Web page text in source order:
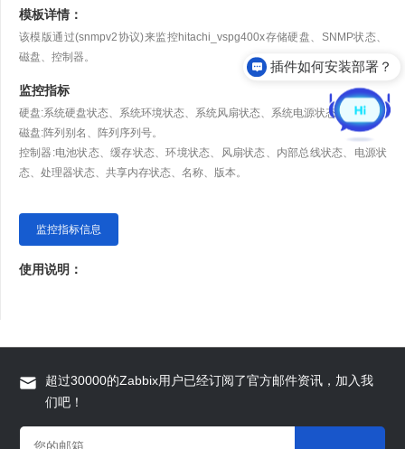
模板详情：
该模版通过(snmpv2协议)来监控hitachi_vspg400x存储硬盘、SNMP状态、
磁盘、控制器。
监控指标
硬盘:系统硬盘状态、系统环境状态、系统风扇状态、系统电源状态。
磁盘:阵列别名、阵列序列号。
控制器:电池状态、缓存状态、环境状态、风扇状态、内部总线状态、电源状
态、处理器状态、共享内存状态、名称、版本。
监控指标信息
使用说明：
超过30000的Zabbix用户已经订阅了官方邮件资讯，加入我
们吧！
插件如何安装部署？